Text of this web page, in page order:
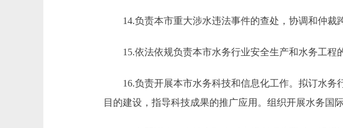
14.负责本市重大涉水违法事件的查处，协调和仲裁
15.依法依规负责本市水务行业安全生产和水务工程的
16.负责开展本市水务科技和信息化工作。拟订水务
目的建设，指导科技成果的推广应用。组织开展水务国